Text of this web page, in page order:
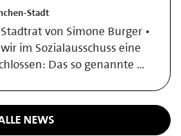
Stadt
von Simone Burger •
im Sozialausschuss eine
Das so genannte …
NEWS